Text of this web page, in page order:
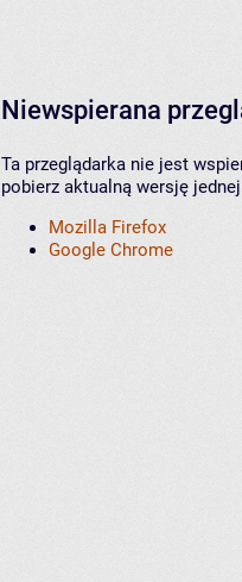
Niewspierana
Ta przeglądarka nie jest
pobierz aktualną wersję
Mozilla Firefox
Google Chrome